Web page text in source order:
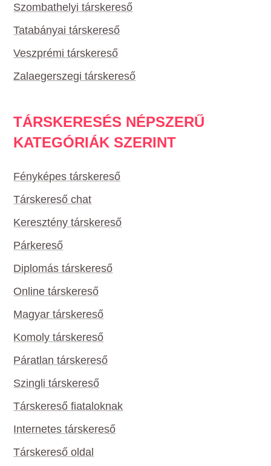
Szombathelyi társkereső
Tatabányai társkereső
Veszprémi társkereső
Zalaegerszegi társkereső
TÁRSKERESÉS NÉPSZERŰ
KATEGÓRIÁK SZERINT
Fényképes társkereső
Társkereső chat
Keresztény társkereső
Párkereső
Diplomás társkereső
Online társkereső
Magyar társkereső
Komoly társkereső
Páratlan társkereső
Szingli társkereső
Társkereső fiataloknak
Internetes társkereső
Társkereső oldal